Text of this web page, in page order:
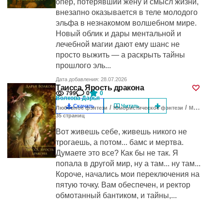
опер, потерявший жену и смысл жизни,
внезапно оказывается в теле молодого
эльфа в незнакомом волшебном мире.
Новый облик и дары ментальной и
лечебной магии дают ему шанс не
просто выжить — а раскрыть тайны
прошлого эль...
Дата добавления: 28.07.2026
799 0 0
Скачать Читать
Таисса. Ярость дракона
Волкова Дарья
Любовное фэнтези / Юмористическое фэнтези / Магическая академия
35cтраниц
Вот живешь себе, живешь никого не
трогаешь, а потом... бамс и мертва.
Думаете это все? Как бы не так. Я
попала в другой мир, ну а там... ну там...
Короче, начались мои переключения на
пятую точку. Вам обеспечен, и ректор
обмотанный бантиком, и тайны,...